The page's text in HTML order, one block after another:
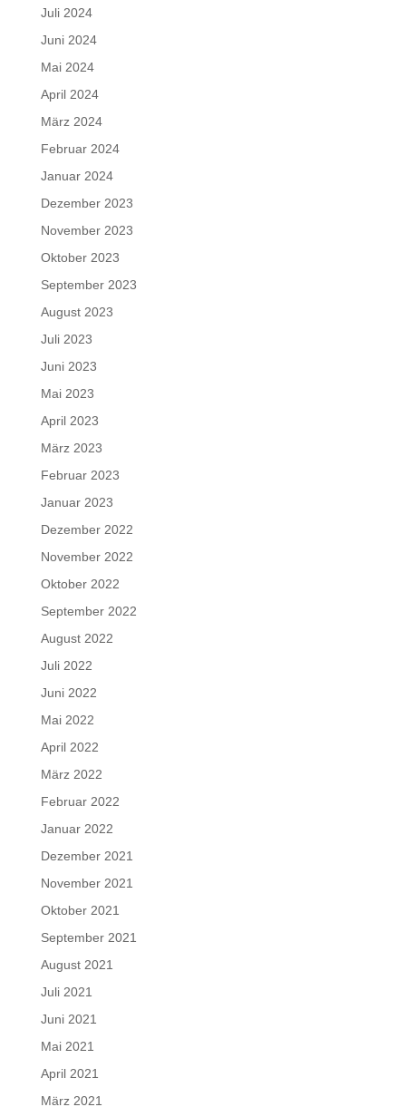
Juli 2024
Juni 2024
Mai 2024
April 2024
März 2024
Februar 2024
Januar 2024
Dezember 2023
November 2023
Oktober 2023
September 2023
August 2023
Juli 2023
Juni 2023
Mai 2023
April 2023
März 2023
Februar 2023
Januar 2023
Dezember 2022
November 2022
Oktober 2022
September 2022
August 2022
Juli 2022
Juni 2022
Mai 2022
April 2022
März 2022
Februar 2022
Januar 2022
Dezember 2021
November 2021
Oktober 2021
September 2021
August 2021
Juli 2021
Juni 2021
Mai 2021
April 2021
März 2021